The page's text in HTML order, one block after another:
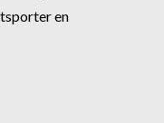
en